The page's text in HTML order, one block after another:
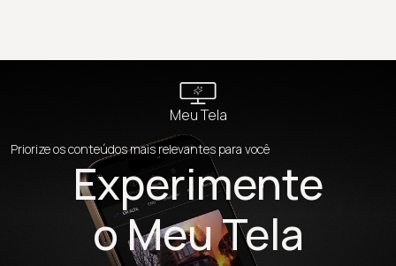
Meu Tela
Priorize os conteúdos mais relevantes para você
Experimente
o Meu Tela